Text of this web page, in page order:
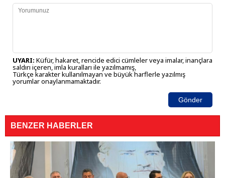
UYARI: Küfür, hakaret, rencide edici cümleler veya imalar, inançlara
saldırı içeren, imla kuralları ile yazılmamış,
Türkçe karakter kullanılmayan ve büyük harflerle yazılmış
yorumlar onaylanmamaktadır.
Gönder
BENZER HABERLER